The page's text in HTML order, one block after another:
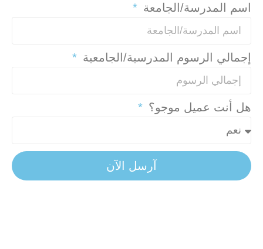
اسم المدرسة/الجامعة
إجمالي الرسوم المدرسية/الجامعية
هل أنت عميل موجو؟
آرسل الآن